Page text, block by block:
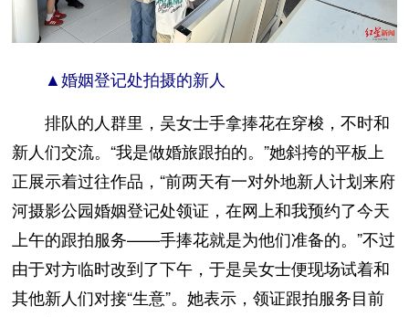
▲婚姻登记处拍摄的新人
排队的人群里，吴女士手拿捧花在穿梭，不时和
新人们交流。“我是做婚旅跟拍的。”她斜挎的平板上
正展示着过往作品，“前两天有一对外地新人计划来府
河摄影公园婚姻登记处领证，在网上和我预约了今天
上午的跟拍服务——手捧花就是为他们准备的。”不过
由于对方临时改到了下午，于是吴女士便现场试着和
其他新人们对接“生意”。她表示，领证跟拍服务目前